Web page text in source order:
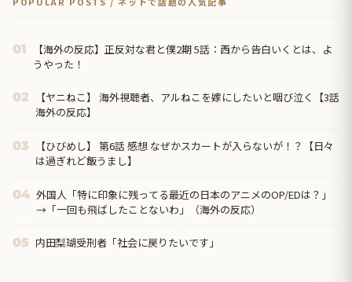
01
【海外の反応】正反対な君と僕2期 5話：西から告白いくとは、よ
うやった！
02
【ヤニねこ】 海外視聴者、アルねこを嫁にしたいと咽び泣く【3話
海外の反応】
03
【ひびめし】 第6話 感想 なぜかスカートが入らないが！？【日々
は過ぎれど飯うまし】
04 外国人「特に印象に残ってる最近の日本のアニメのOP/EDは？」
→「一回も飛ばしたことないわ」（海外の反応）
05 内田梨瑚受刑者「社会に戻りたいです」